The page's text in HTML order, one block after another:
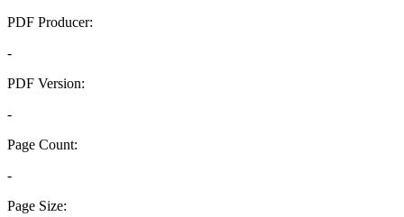
PDF Producer:
-
PDF Version:
-
Page Count:
-
Page Size: